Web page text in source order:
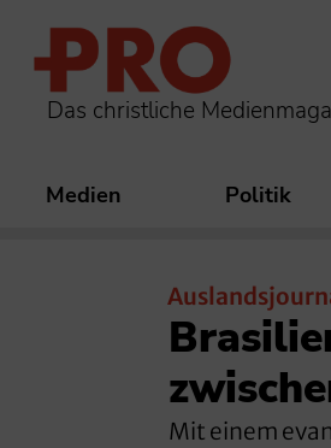
Das christliche
Medien Politik
Mit einem